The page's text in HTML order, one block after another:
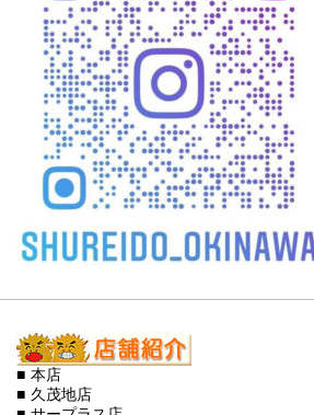
■ 本店
■ 久茂地店